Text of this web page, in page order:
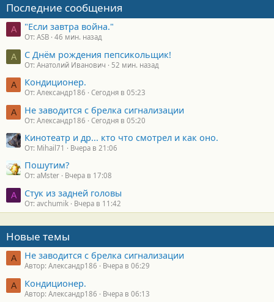
Последние сообщения
A "Если завтра война."
От: ASB 46 мин. назад
А С Днём рождения пепсикольщик!
От: Анатолий Иванович 52 мин. назад
А Кондиционер.
От: Александр186 Сегодня в 05:23
А Не заводится с брелка сигнализации
От: Александр186 Сегодня в 05:20
Кинотеатр и др... кто что смотрел и как оно.
От: Mihail71 Вчера в 21:06
Пошутим?
От: aMster Вчера в 17:08
A Стук из задней головы
От: avchumik Вчера в 11:42
Новые темы
А Не заводится с брелка сигнализации
Автор: Александр186 Вчера в 06:29
А Кондиционер.
Автор: Александр186 Вчера в 06:13